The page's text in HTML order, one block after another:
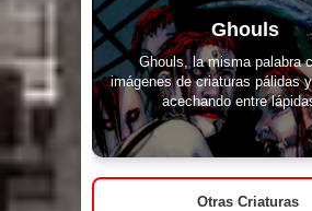
Ghouls
Ghouls, la misma palabra
imágenes de criaturas pálidas y
acechando entre
Otras Criaturas